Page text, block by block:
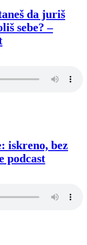
da juriš
sebe? –
iskreno, bez
podcast